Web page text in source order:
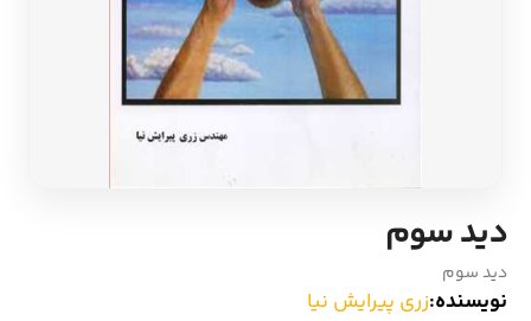
ادبیات آسیا
سایر کشورهای اروپا
داستان کوتاه
دید سوم
دید سوم
نویسنده:زری پیرایش نیا